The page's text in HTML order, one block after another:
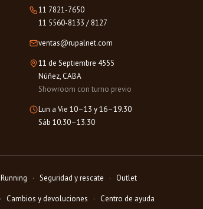
11 7821-7650
11 5560-8133 / 8127
ventas@rupalnet.com
11 de Septiembre 4555
Núñez, CABA
Showroom con turno previo
Lun a Vie 10–13 y 16–19.30
Sáb 10.30–13.30
Running Seguridad y rescate Outlet
Cambios y devoluciones Centro de ayuda